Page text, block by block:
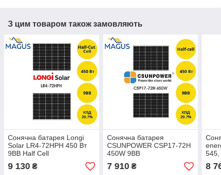
З цим товаром також замовляють
Сонячна батарея Longi
Solar LR4-72HPH 450 Вт
9BB Half Cell
9 130 ₴
Сонячна батарея
CSUNPOWER CSP17-72H
450W 9BB
7 910₴
545,
8